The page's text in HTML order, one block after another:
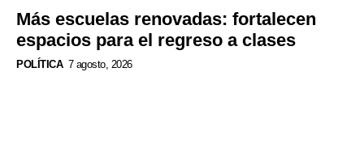
Más escuelas renovadas: fortalecen
espacios para el regreso a clases
POLÍTICA 7 agosto, 2026